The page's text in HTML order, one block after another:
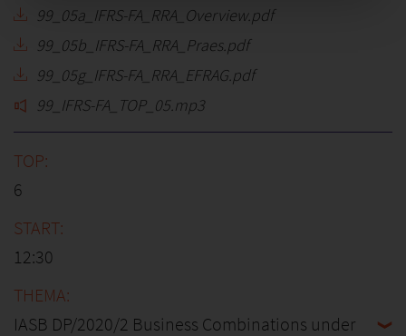
99_05a_IFRS-FA_RRA_Overview.pdf
99_05b_IFRS-FA_RRA_Praes.pdf
99_05g_IFRS-FA_RRA_EFRAG.pdf
99_IFRS-FA_TOP_05.mp3
6
12:30
IASB DP/2020/2 Business Combinations under